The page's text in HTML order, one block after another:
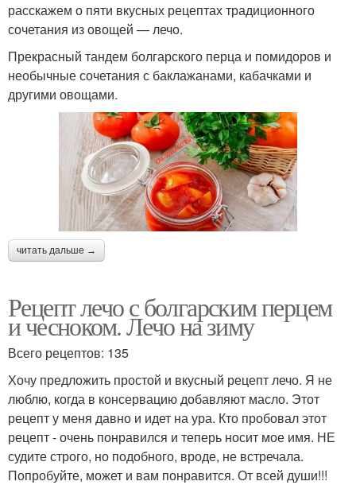
расскажем о пяти вкусных рецептах традиционного
сочетания из овощей — лечо.
Прекрасный тандем болгарского перца и помидоров и
необычные сочетания с баклажанами, кабачками и
другими овощами.
читать дальше →
Рецепт лечо с болгарским перцем
и чесноком. Лечо на зиму
Всего рецептов: 135
Хочу предложить простой и вкусный рецепт лечо. Я не
люблю, когда в консервацию добавляют масло. Этот
рецепт у меня давно и идет на ура. Кто пробовал этот
рецепт - очень понравился и теперь носит мое имя. НЕ
судите строго, но подобного, вроде, не встречала.
Попробуйте, может и вам понравится. От всей души!!!